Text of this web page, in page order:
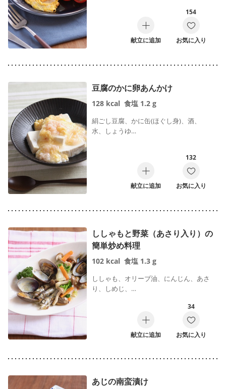
献立に追加
154
お気に入り
豆腐のかに卵あんかけ
128 kcal 食塩 1.2 g
絹ごし豆腐、かに缶(ほぐし身)、酒、
水、しょうゆ…
献立に追加
132
お気に入り
ししゃもと野菜（あさり入り）の
簡単炒め料理
102 kcal 食塩 1.3 g
ししゃも、オリーブ油、にんじん、あさ
り、しめじ、…
献立に追加
34
お気に入り
あじの南蛮漬け